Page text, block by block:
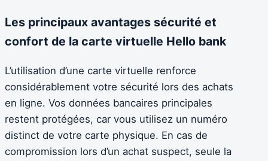
Les principaux avantages sécurité et
confort de la carte virtuelle Hello bank
L’utilisation d’une carte virtuelle renforce
considérablement votre sécurité lors des achats
en ligne. Vos données bancaires principales
restent protégées, car vous utilisez un numéro
distinct de votre carte physique. En cas de
compromission lors d’un achat suspect, seule la